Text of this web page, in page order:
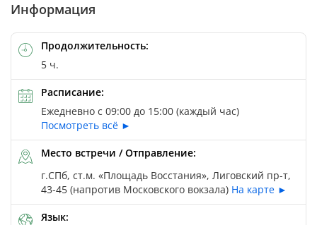
Информация
Продолжительность:
5 ч.
Расписание:
Ежедневно с 09:00 до 15:00 (каждый час)
Посмотреть всё ►
Место встречи / Отправление:
г.СПб, ст.м. «Площадь Восстания», Лиговский пр-т,
43-45 (напротив Московского вокзала) На карте ►
Язык: